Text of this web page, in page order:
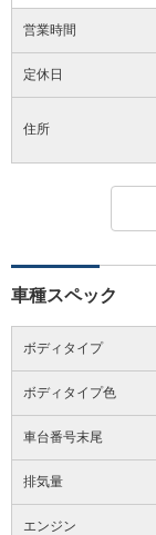
営業時間
定休日
住所
車種スペック
ボディタイプ
ボディタイプ色
車台番号末尾
排気量
エンジン